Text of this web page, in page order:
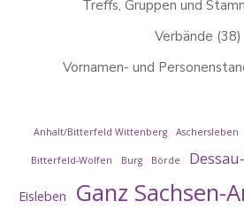
Treffs, Gruppen und
Verbände (38)
Vornamen- und
Anhalt/Bitterfeld Wittenberg Aschersleben
Bitterfeld-Wolfen Burg Börde
Eisleben Ganz Sachsen-